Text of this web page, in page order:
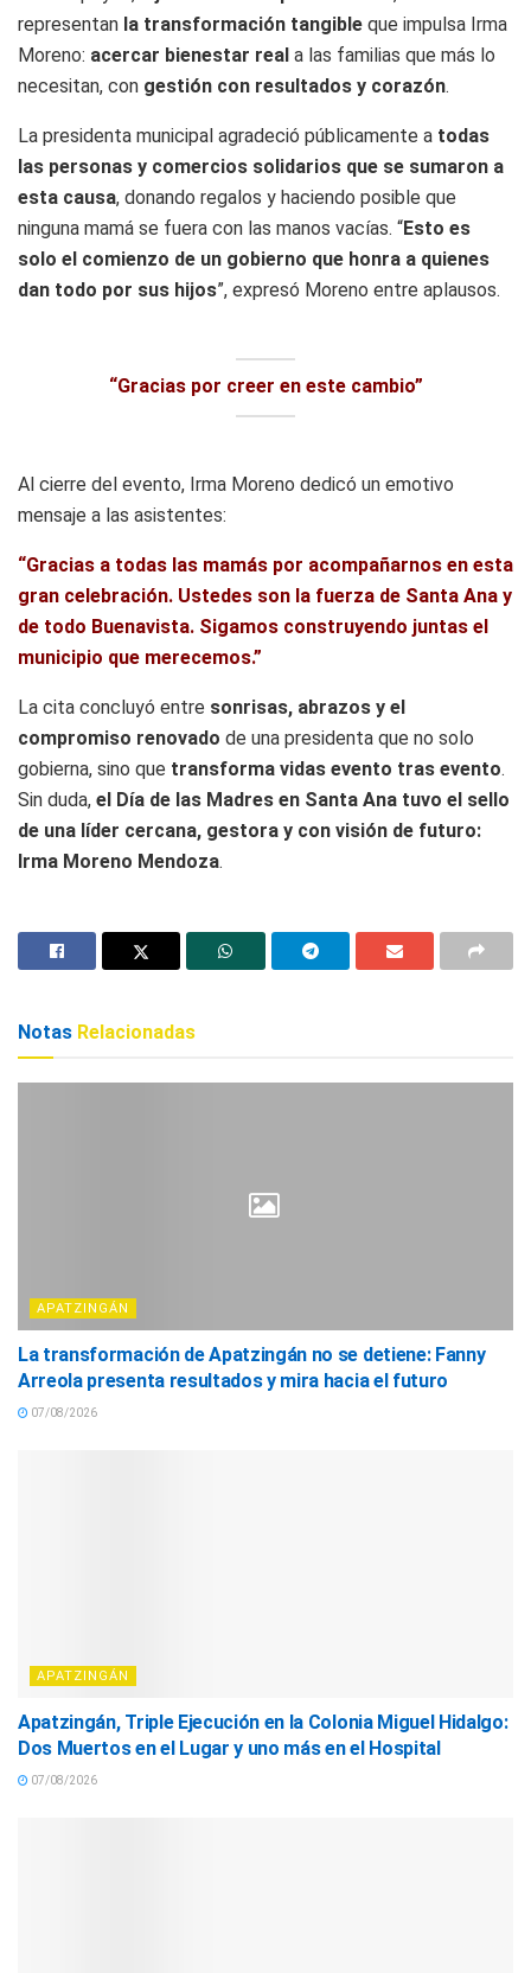
representan la transformación tangible que impulsa Irma
Moreno: acercar bienestar real a las familias que más lo
necesitan, con gestión con resultados y corazón.
La presidenta municipal agradeció públicamente a todas
las personas y comercios solidarios que se sumaron a
esta causa, donando regalos y haciendo posible que
ninguna mamá se fuera con las manos vacías. “Esto es
solo el comienzo de un gobierno que honra a quienes
dan todo por sus hijos”, expresó Moreno entre aplausos.
“Gracias por creer en este cambio”
Al cierre del evento, Irma Moreno dedicó un emotivo
mensaje a las asistentes:
“Gracias a todas las mamás por acompañarnos en esta
gran celebración. Ustedes son la fuerza de Santa Ana y
de todo Buenavista. Sigamos construyendo juntas el
municipio que merecemos.”
La cita concluyó entre sonrisas, abrazos y el
compromiso renovado de una presidenta que no solo
gobierna, sino que transforma vidas evento tras evento.
Sin duda, el Día de las Madres en Santa Ana tuvo el sello
de una líder cercana, gestora y con visión de futuro:
Irma Moreno Mendoza.
Notas Relacionadas
APATZINGÁN
La transformación de Apatzingán no se detiene: Fanny
Arreola presenta resultados y mira hacia el futuro
07/08/2026
APATZINGÁN
Apatzingán, Triple Ejecución en la Colonia Miguel Hidalgo:
Dos Muertos en el Lugar y uno más en el Hospital
07/08/2026